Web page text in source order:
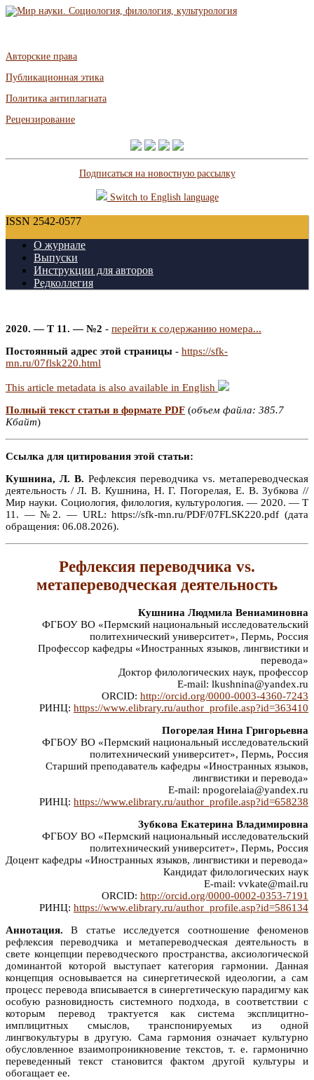
Авторские права
Публикационная этика
Политика антиплагиата
Рецензирование
Подписаться на новостную рассылку
Switch to English language
ISSN 2542-0577
О журнале
Выпуски
Инструкции для авторов
Редколлегия
2020. — Т 11. — №2 - перейти к содержанию номера...
Постоянный адрес этой страницы - https://sfk-
mn.ru/07flsk220.html
This article metadata is also available in English
Полный текст статьи в формате PDF (объем файла: 385.7
Кбайт)
Ссылка для цитирования этой статьи:
Кушнина, Л. В. Рефлексия переводчика vs. метапереводческая
деятельность / Л. В. Кушнина, Н. Г. Погорелая, Е. В. Зубкова //
Мир науки. Социология, филология, культурология. — 2020. — Т
11. — №2. — URL: https://sfk-mn.ru/PDF/07FLSK220.pdf (дата
обращения: 06.08.2026).
Рефлексия переводчика vs.
метапереводческая деятельность
Кушнина Людмила Вениаминовна
ФГБОУ ВО «Пермский национальный исследовательский
политехнический университет», Пермь, Россия
Профессор кафедры «Иностранных языков, лингвистики и
перевода»
Доктор филологических наук, профессор
E-mail: lkushnina@yandex.ru
ORCID: http://orcid.org/0000-0003-4360-7243
РИНЦ: https://www.elibrary.ru/author_profile.asp?id=363410
Погорелая Нина Григорьевна
ФГБОУ ВО «Пермский национальный исследовательский
политехнический университет», Пермь, Россия
Старший преподаватель кафедры «Иностранных языков,
лингвистики и перевода»
E-mail: npogorelaia@yandex.ru
РИНЦ: https://www.elibrary.ru/author_profile.asp?id=658238
Зубкова Екатерина Владимировна
ФГБОУ ВО «Пермский национальный исследовательский
политехнический университет», Пермь, Россия
Доцент кафедры «Иностранных языков, лингвистики и перевода»
Кандидат филологических наук
E-mail: vvkate@mail.ru
ORCID: http://orcid.org/0000-0002-0353-7191
РИНЦ: https://www.elibrary.ru/author_profile.asp?id=586134
Аннотация. В статье исследуется соотношение феноменов
рефлексия переводчика и метапереводческая деятельность в
свете концепции переводческого пространства, аксиологической
доминантой которой выступает категория гармонии. Данная
концепция основывается на синергетической идеологии, а сам
процесс перевода вписывается в синергетическую парадигму как
особую разновидность системного подхода, в соответствии с
которым перевод трактуется как система эксплицитно-
имплицитных смыслов, транспонируемых из одной
лингвокультуры в другую. Сама гармония означает культурно
обусловленное взаимопроникновение текстов, т. е. гармонично
переведенный текст становится фактом другой культуры и
обогащает ее.